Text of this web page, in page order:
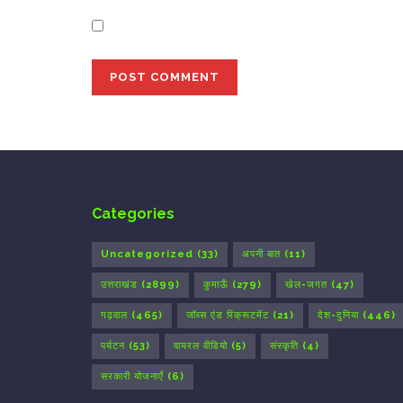
Categories
Uncategorized (33) अपनी बात (11)
उत्तराखंड (2899) कुमाऊँ (279) खेल-जगत (47)
गढ़वाल (465) जॉब्स एंड रिक्रूटमेंट (21) देश-दुनिया (446)
पर्यटन (53) वायरल वीडियो (5) संस्कृति (4)
सरकारी योजनाएँ (6)